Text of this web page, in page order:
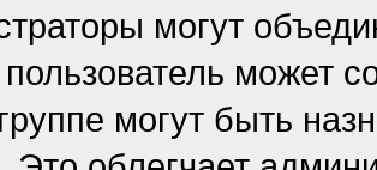
могут
может
могут быть